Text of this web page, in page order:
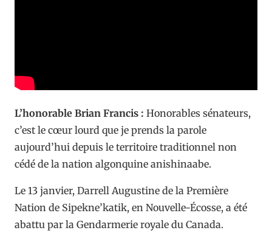
L’honorable Brian Francis : Honorables sénateurs,
c’est le cœur lourd que je prends la parole
aujourd’hui depuis le territoire traditionnel non
cédé de la nation algonquine anishinaabe.
Le 13 janvier, Darrell Augustine de la Première
Nation de Sipekne’katik, en Nouvelle-Écosse, a été
abattu par la Gendarmerie royale du Canada.